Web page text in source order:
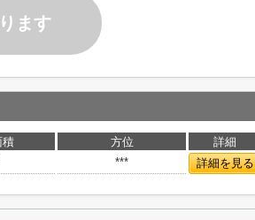
ます
積 方位
詳細
*** 詳細を見る